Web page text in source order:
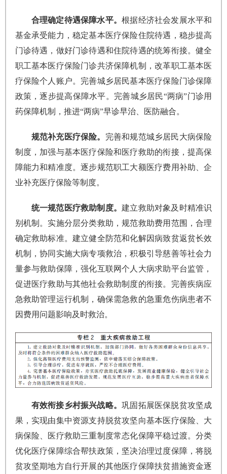
合理确定待遇保障水平。根据经济社会发展水平和
基金承受能力，稳定基本医疗保险住院待遇，稳步提高
门诊待遇，做好门诊待遇和住院待遇的统筹衔接。健全
职工基本医疗保险门诊共济保障机制，改革职工基本医
疗保险个人账户。完善城乡居民基本医疗保险门诊保障
政策，逐步提高保障水平。完善城乡居民“两病”门诊用
药保障机制，推进“两病”早诊早治、医防融合。
规范补充医疗保险。 完善和规范城乡居民大病保险
制度，加强与基本医疗保险和医疗救助的衔接，提高保
障能力和精准度。逐步规范职工大额医疗费用补助、企
业补充医疗保险等制度。
统一规范医疗救助制度。建立救助对象及时精准识
别机制。实施分层分类救助，规范救助费用范围，合理
确定救助标准。建立健全防范和化解因病致贫返贫长效
机制，协同实施大病专项救治，积极引导慈善等社会力
量参与救助保障，强化互联网个人大病求助平台监管，
促进医疗救助与其他社会救助制度的衔接。完善疾病应
急救助管理运行机制，确保需急救的急重危伤病患者不
因费用问题影响及时救治。
有效衔接乡村振兴战略。巩固拓展医保脱贫攻坚成
果，实现由集中资源支持脱贫攻坚向基本医疗保险、大
病保险、医疗救助三重制度常态化保障平稳过渡。分类
优化医疗保障综合帮扶政策，坚决治理过度保障，将脱
贫攻坚期地方自行开展的其他医疗保障扶贫措施资金逐